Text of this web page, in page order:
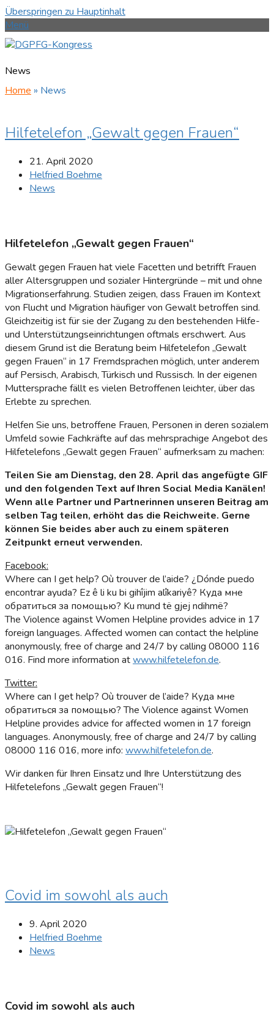
Überspringen zu Hauptinhalt
Menü
News
Home » News
Hilfetelefon „Gewalt gegen Frauen“
21. April 2020
Helfried Boehme
News
Hilfetelefon „Gewalt gegen Frauen“
Gewalt gegen Frauen hat viele Facetten und betrifft Frauen
aller Altersgruppen und sozialer Hintergründe – mit und ohne
Migrationserfahrung. Studien zeigen, dass Frauen im Kontext
von Flucht und Migration häufiger von Gewalt betroffen sind.
Gleichzeitig ist für sie der Zugang zu den bestehenden Hilfe-
und Unterstützungseinrichtungen oftmals erschwert. Aus
diesem Grund ist die Beratung beim Hilfetelefon „Gewalt
gegen Frauen“ in 17 Fremdsprachen möglich, unter anderem
auf Persisch, Arabisch, Türkisch und Russisch. In der eigenen
Muttersprache fällt es vielen Betroffenen leichter, über das
Erlebte zu sprechen.
Helfen Sie uns, betroffene Frauen, Personen in deren sozialem
Umfeld sowie Fachkräfte auf das mehrsprachige Angebot des
Hilfetelefons „Gewalt gegen Frauen“ aufmerksam zu machen:
Teilen Sie am Dienstag, den 28. April das angefügte GIF
und den folgenden Text auf Ihren Social Media Kanälen!
Wenn alle Partner und Partnerinnen unseren Beitrag am
selben Tag teilen, erhöht das die Reichweite. Gerne
können Sie beides aber auch zu einem späteren
Zeitpunkt erneut verwenden.
Facebook:
Where can I get help? Où trouver de l’aide? ¿Dónde puedo
encontrar ayuda? Ez ê li ku bi gihîjim alîkariyê? Куда мне
обратиться за помощью? Ku mund të gjej ndihmë?
The Violence against Women Helpline provides advice in 17
foreign languages. Affected women can contact the helpline
anonymously, free of charge and 24/7 by calling 08000 116
016. Find more information atwww.hilfetelefon.de.
Twitter:
Where can I get help? Où trouver de l’aide? Куда мне
обратиться за помощью? The Violence against Women
Helpline provides advice for affected women in 17 foreign
languages. Anonymously, free of charge and 24/7 by calling
08000 116 016, more info: www.hilfetelefon.de.
Wir danken für Ihren Einsatz und Ihre Unterstützung des
Hilfetelefons „Gewalt gegen Frauen“!
Covid im sowohl als auch
9. April 2020
Helfried Boehme
News
Covid im sowohl als auch